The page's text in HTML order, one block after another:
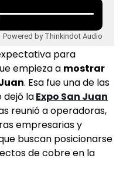
Powered by Thinkindot Audio
para
empieza a mostrar
. Esa fue una de las
dejó laExpo San Juan
reunió a operadoras,
empresarias y
buscan posicionarse
de cobre en la